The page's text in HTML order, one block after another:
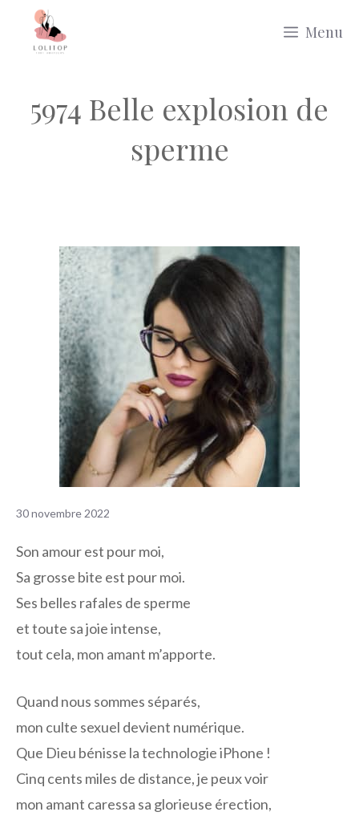
Menu
5974 Belle explosion de
sperme
30 novembre 2022
Son amour est pour moi,
Sa grosse bite est pour moi.
Ses belles rafales de sperme
et toute sa joie intense,
tout cela, mon amant m’apporte.
Quand nous sommes séparés,
mon culte sexuel devient numérique.
Que Dieu bénisse la technologie iPhone !
Cinq cents miles de distance, je peux voir
mon amant caressa sa glorieuse érection,